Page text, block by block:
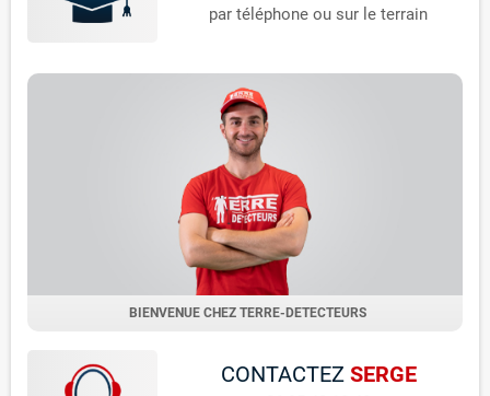
par téléphone ou sur le terrain
BIENVENUE CHEZ TERRE-DETECTEURS
CONTACTEZ SERGE